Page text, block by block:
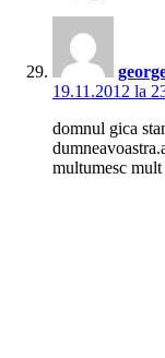
19.11.2012 la
domnul gica
multumesc mult